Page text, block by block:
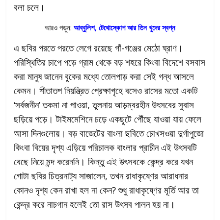
বলা চলে।
আরও পড়ুন: আব্বুলিশ, টেথোস্কোপ আর তিন খুদের স্বপ্ন
এ ছবির পরতে পরতে লেগে রয়েছে গাঁ-গঞ্জের মেঠো ঘ্রাণ।
পরিস্থিতির চাপে পড়ে গ্রাম থেকে বড় শহরে কিংবা বিদেশে বসবাস
করা মানুষ জানেন বুকের মধ্যে তোলপাড় করা সেই গন্ধ আসলে
কেমন। শীতাতপ নিয়ন্ত্রিত প্রেক্ষাগৃহে বসেও রাসের মতো একটি
‘সর্বজনীন’ তকমা না পাওয়া, তুলনায় আড়ম্বরহীন উৎসবের সুবাস
ছড়িয়ে পড়ে। টাইমমেশিনে চড়ে একছুটে পৌঁছে যাওয়া যায় ফেলে
আসা দিনগুলোয়। বড় বাজেটের বাংলা ছবিতে চোখসওয়া দুর্গাপুজো
কিংবা বিয়ের দৃশ্য এড়িয়ে পরিচালক বাংলার প্রাচীন এই উৎসবটি
বেছে নিয়ে মন্দ করেননি। কিন্তু এই উৎসবকে কেন্দ্র করে যখন
গোটা ছবির চিত্রনাট্য সাজালেন, তখন রাধাকৃষ্ণের আরাধনার
কোনও দৃশ্য কেন রাখা হল না কেন? শুধু রাধাকৃষ্ণের মূর্তি আর তা
কেন্দ্র করে নাচগান হলেই তো রাস উৎসব পালন হয় না।